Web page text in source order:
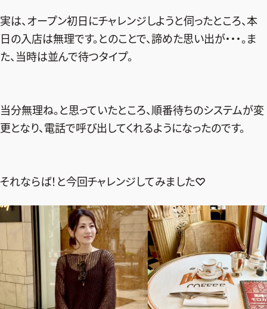
エクラ限定アイテム
イーバイエクラ
ファッション、ライフスタイル、
そしてエクラの美意識を、SNSで発信しています。
JOIN US
編集部から届くメールマガジン、
会員限定プレゼントや特別イベントへの応募など
特典が満載！
実は、オープン初日にチャレンジしようと伺ったところ、本
日の入店は無理です。とのことで、諦めた思い出が・・・。ま
た、当時は並んで待つタイプ。
当分無理ね。と思っていたところ、順番待ちのシステムが変
更となり、電話で呼び出してくれるようになったのです。
それならば！と今回チャレンジしてみました♡